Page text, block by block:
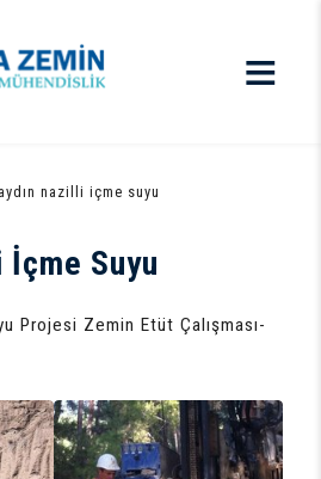
aydın nazilli i̇çme suyu
Suyu
Projesi Zemin Etüt Çalışması-